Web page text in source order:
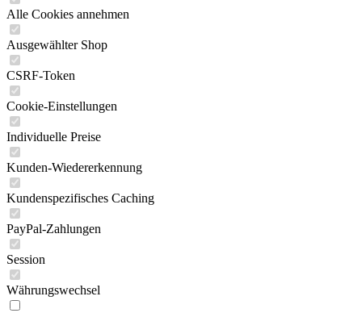
Alle Cookies annehmen
Ausgewählter Shop
CSRF-Token
Cookie-Einstellungen
Individuelle Preise
Kunden-Wiedererkennung
Kundenspezifisches Caching
PayPal-Zahlungen
Session
Währungswechsel